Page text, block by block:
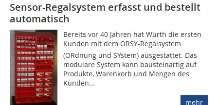
Sensor-Regalsystem erfasst und bestellt
automatisch
Bereits vor 40 Jahren hat Würth die ersten
Kunden mit dem ORSY-Regalsystem
(ORdnung und SYstem) ausgestattet. Das
modulare System kann bausteinartig auf
Produkte, Warenkorb und Mengen des
Kunden...
mehr